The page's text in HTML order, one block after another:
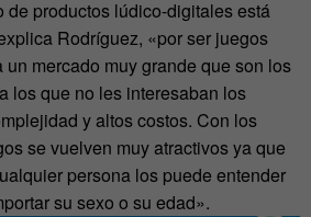
de productos lúdico-digitales está
Rodríguez, «por ser juegos
mercado muy grande que son los
los que no les interesaban los
y altos costos. Con los
se vuelven muy atractivos ya que
persona los puede entender
su sexo o su edad».